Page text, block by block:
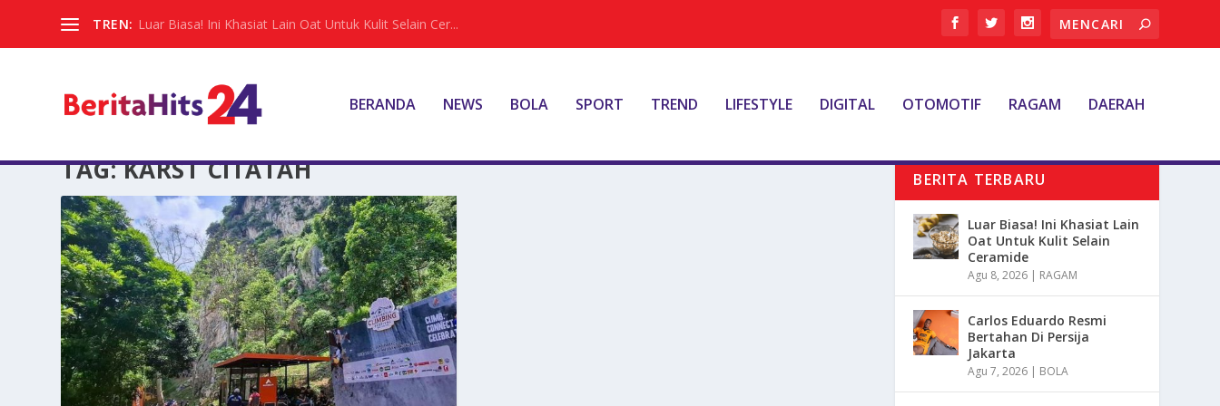
TREN: Luar Biasa! Ini Khasiat Lain Oat Untuk Kulit Selain Cer...
BERANDA NEWS BOLA SPORT TREND LIFESTYLE DIGITAL OTOMOTIF RAGAM DAERAH
TAG:KARST CITATAH BERITA TERBARU
Luar Biasa! Ini Khasiat Lain
Oat Untuk Kulit Selain
Ceramide
Agu 8, 2026 | RAGAM
Carlos Eduardo Resmi
Bertahan Di Persija
Jakarta
Agu 7, 2026 | BOLA